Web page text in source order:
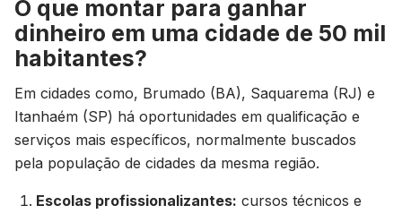
O que montar para ganhar
dinheiro em uma cidade de 50 mil
habitantes?
Em cidades como, Brumado (BA), Saquarema (RJ) e
Itanhaém (SP) há oportunidades em qualificação e
serviços mais específicos, normalmente buscados
pela população de cidades da mesma região.
Escolas profissionalizantes: cursos técnicos e